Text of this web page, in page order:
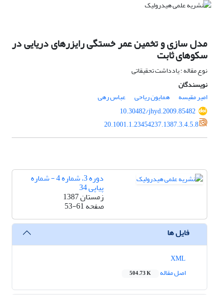
مدل سازی و تخمین عمر خستگی رایزرهای دریایی در
سکوهای ثابت
نوع مقاله : یادداشت تحقیقاتی
نویسندگان
امیر مقیسه
همایون ریاحی
عباس رهی
10.30482/jhyd.2009.85482
20.1001.1.23454237.1387.3.4.5.8
دوره 3، شماره 4 - شماره
پیاپی 34
زمستان 1387
صفحه53-61
فایل ها
اصل مقاله
504.73 K